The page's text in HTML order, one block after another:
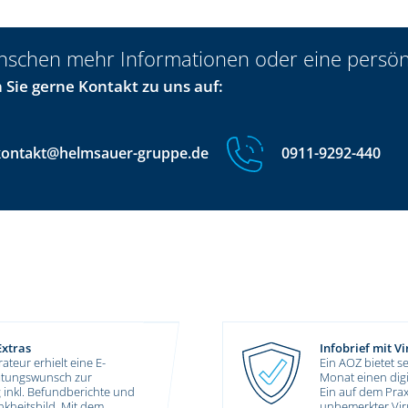
mehr Informationen oder eine
Sie gerne Kontakt zu uns auf:
gruppe.de 0911-9292-440
Patienten einmal pro
Infobrief per Email an.
bislang
Die USB-Stick
Im Rahmen
Laptop mit
weitere USB-